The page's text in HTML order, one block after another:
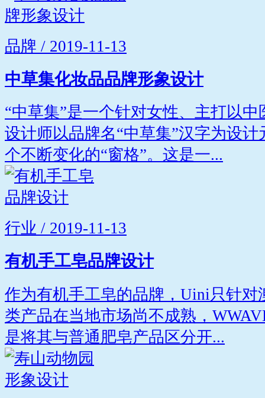
品牌 / 2019-11-13
中草集化妆品品牌形象设计
“中草集”是一个针对女性、主打以
设计师以品牌名“中草集”汉字为设
个不断变化的“窗格”。这是一...
行业 / 2019-11-13
有机手工皂品牌设计
作为有机手工皂的品牌，Uini只针对
类产品在当地市场尚不成熟，
是将其与普通肥皂产品区分开...